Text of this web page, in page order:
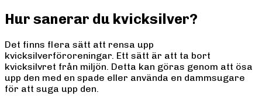
Hur sanerar du kvicksilver?
Det finns flera sätt att rensa upp
kvicksilverföroreningar. Ett sätt är att ta bort
kvicksilvret från miljön. Detta kan göras genom att ösa
upp den med en spade eller använda en dammsugare
för att suga upp den.